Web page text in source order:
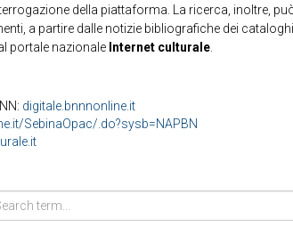
della piattaforma. La ricerca, inoltre,
a partire dalle notizie bibliografiche dei
portale nazionale Internet culturale.
digitale.bnnnonline.it
SebinaOpac/.do?sysb=NAPBN